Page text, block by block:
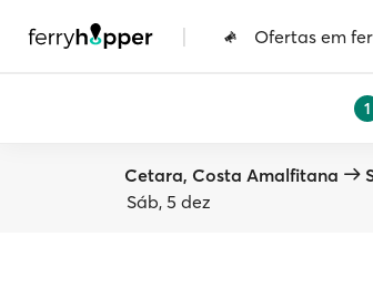
| Ofertas em
1
Cetara, Costa Amalfitana
Sáb, 5 dez